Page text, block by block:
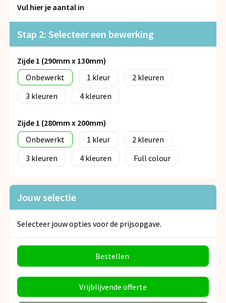
Snoepgoed
Spellen voor binnen en buiten
Veiligheid, Auto en Fiets
Vrije tijd en Strand
Vul hier je aantal in
Stap 2: Selecteer een bewerking
Zijde 1 (290mm x 130mm)
Onbewerkt
1
2
3
4
Zijde 1 (280mm x 200mm)
Onbewerkt
1
2
3
4 Full colour
Jouw selectie
Selecteer jouw opties voor de prijsopgave.
Bestellen
Vrijblijvende offerte